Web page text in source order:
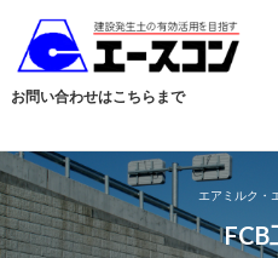
お問い合わせはこちらまで
エアミルク・
FCB